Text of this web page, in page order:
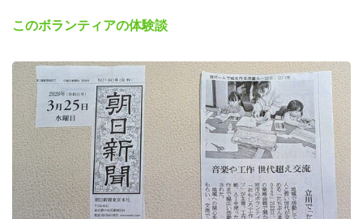
このボランティアの体験談